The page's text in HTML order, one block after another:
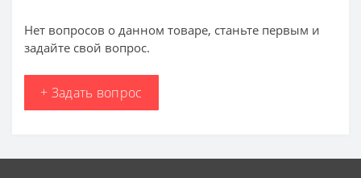
Нет вопросов о данном товаре, станьте первым и
задайте свой вопрос.
+ Задать вопрос